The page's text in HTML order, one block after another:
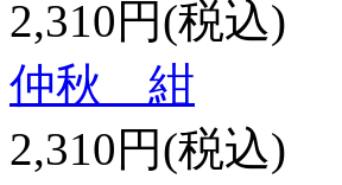
2,310円(税込)
仲秋 紺
2,310円(税込)